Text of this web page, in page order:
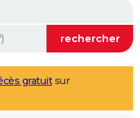
gratuitsur